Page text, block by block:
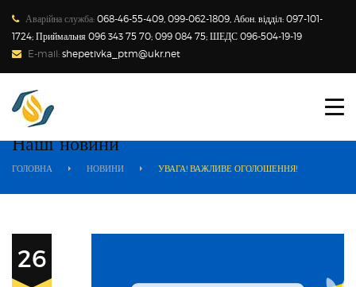
Аварійна служба: 068-46-55-409, 099-062-1809, Абон. відділ: 097-101-
1724; Приймальня 096 343 75 70; 099 084 75; ШЕДС 096-504-19-19
E-mail: shepetivka_ptm@ukr.net
СПОЖИВАЧАМ
Наші новини
ГОЛОВНА НОВИНИ УВАГА! ВАЖЛИВЕ ОГОЛОШЕННЯ!
26